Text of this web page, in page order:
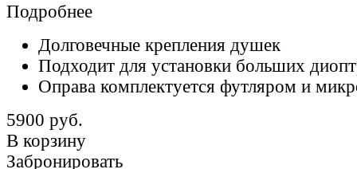
Подробнее
Долговечные крепления душек
Подходит для установки больших
Оправа комплектуется футляром и
5900 руб.
В корзину
Забронировать